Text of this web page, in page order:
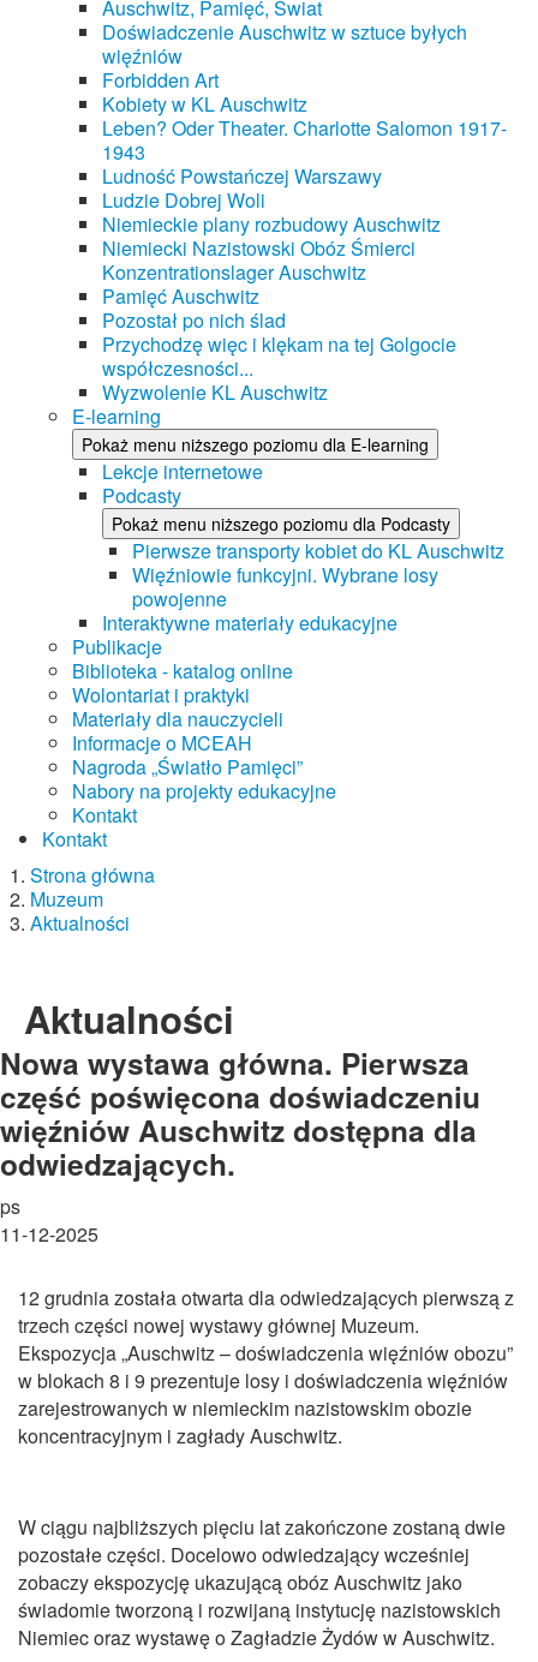
Auschwitz, Pamięć, Świat
Doświadczenie Auschwitz w sztuce byłych
więźniów
Forbidden Art
Kobiety w KL Auschwitz
Leben? Oder Theater. Charlotte Salomon 1917-
1943
Ludność Powstańczej Warszawy
Ludzie Dobrej Woli
Niemieckie plany rozbudowy Auschwitz
Niemiecki Nazistowski Obóz Śmierci
Konzentrationslager Auschwitz
Pamięć Auschwitz
Pozostał po nich ślad
Przychodzę więc i klękam na tej Golgocie
współczesności...
Wyzwolenie KL Auschwitz
E-learning
Pokaż menu niższego poziomu dla E-learning
Lekcje internetowe
Podcasty
Pokaż menu niższego poziomu dla Podcasty
Pierwsze transporty kobiet do KL Auschwitz
Więźniowie funkcyjni. Wybrane losy
powojenne
Interaktywne materiały edukacyjne
Publikacje
Biblioteka - katalog online
Wolontariat i praktyki
Materiały dla nauczycieli
Informacje o MCEAH
Nagroda „Światło Pamięci”
Nabory na projekty edukacyjne
Kontakt
Kontakt
Strona główna
Muzeum
Aktualności
Aktualności
Nowa wystawa główna. Pierwsza
część poświęcona doświadczeniu
więźniów Auschwitz dostępna dla
odwiedzających.
ps
11-12-2025
12 grudnia została otwarta dla odwiedzających pierwszą z
trzech części nowej wystawy głównej Muzeum.
Ekspozycja „Auschwitz – doświadczenia więźniów obozu”
w blokach 8 i 9 prezentuje losy i doświadczenia więźniów
zarejestrowanych w niemieckim nazistowskim obozie
koncentracyjnym i zagłady Auschwitz.
W ciągu najbliższych pięciu lat zakończone zostaną dwie
pozostałe części. Docelowo odwiedzający wcześniej
zobaczy ekspozycję ukazującą obóz Auschwitz jako
świadomie tworzoną i rozwijaną instytucję nazistowskich
Niemiec oraz wystawę o Zagładzie Żydów w Auschwitz.